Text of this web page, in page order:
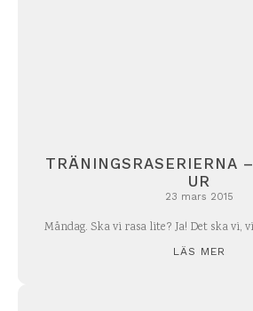
TRÄNINGSRASERIERNA
UR
23 mars 2015
Måndag. Ska vi rasa lite? Ja! Det ska vi,
LÄS MER